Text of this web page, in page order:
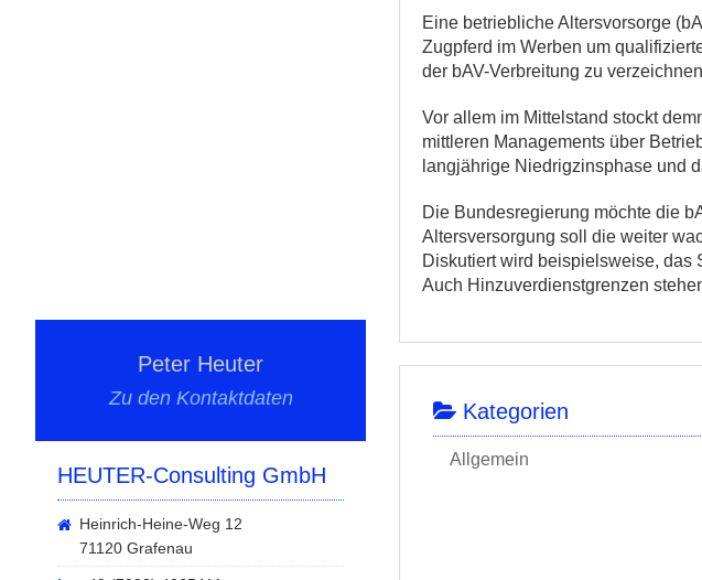
Peter Heuter
Zu den Kontaktdaten
HEUTER-Consulting GmbH
Heinrich-Heine-Weg 12
71120 Grafenau
Eine betriebliche Altersvorsorge
Zugpferd im Werben um
der bAV-Verbreitung zu
Vor allem im Mittelstand stockt
mittleren Managements über
langjährige Niedrigzinsphase und
Die Bundesregierung möchte die
Altersversorgung soll die weiter
Diskutiert wird beispielsweise, das
Auch Hinzuverdienstgrenzen
Kategorien
Allgemein